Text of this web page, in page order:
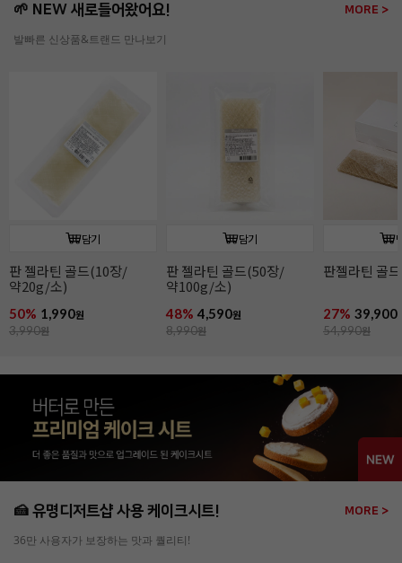
🌱 NEW 새로들어왔어요! MORE >
발빠른 신상품&트랜드 만나보기
담기
판 젤라틴 골드(10장/
약20g/소)
50% 1,990원
3,990원
담기
판 젤라틴 골드(50장/
약100g/소)
48% 4,590원
8,990원
판젤라틴 골
27% 39,900
54,990원
🍰 유명디저트샵 사용 케이크시트! MORE >
36만 사용자가 보장하는 맛과 퀄리티!